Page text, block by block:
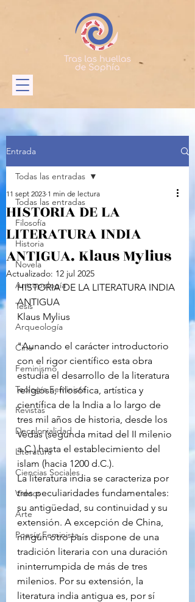
Entrada
Todas las entradas
Filosofía
Historia
Novela
Antropología
Tesis
Arqueología
Cine
Feminismo
Teología Feminista
Revistas
Decolonialidad
Literatura
Ciencias Sociales
Videos
Arte
Poesía Feminista
Todas las entradas
HISTORIA DE LA
LITERATURA INDIA
ANTIGUA. Klaus Mylius
11 sept 2023 1 min de lectura
Actualizado: 12 jul 2025
HISTORIA DE LA LITERATURA INDIA
ANTIGUA
Klaus Mylius
"Aunando el carácter introductorio
con el rigor científico esta obra
estudia el desarrollo de la literatura
religiosa, filosófica, artística y
científica de la India a lo largo de
tres mil años de historia, desde los
Vedas (segunda mitad del II milenio
a.C.) hasta el establecimiento del
islam (hacia 1200 d.C.).
La literatura india se caracteriza por
tres peculiaridades fundamentales:
su antigüedad, su continuidad y su
extensión. A excepción de China,
ningún otro país dispone de una
tradición literaria con una duración
ininterrumpida de más de tres
milenios. Por su extensión, la
literatura india antigua es, por sí